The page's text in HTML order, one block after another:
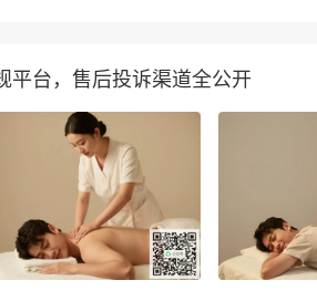
平台，售后投诉渠道全公开